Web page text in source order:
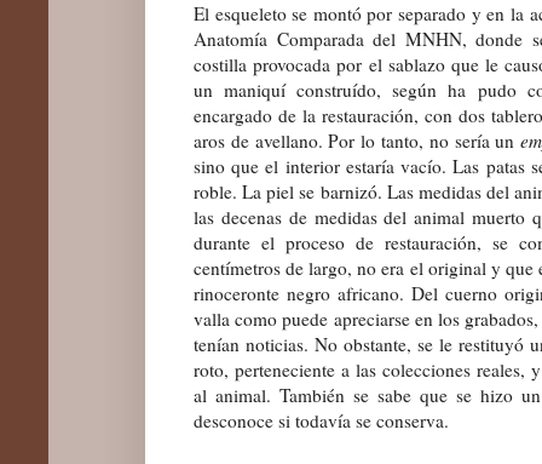
El esqueleto se montó por separado y en la
Anatomía Comparada del MNHN, donde
costilla provocada por el sablazo que le
un maniquí construído, según ha pudo
encargado de la restauración, con dos
aros de avellano. Por lo tanto, no sería un
sino que el interior estaría vacío. Las patas
roble. La piel se barnizó. Las medidas del
las decenas de medidas del animal muerto
durante el proceso de restauración, se
centímetros de largo, no era el original y
rinoceronte negro africano. Del cuerno
valla como puede apreciarse en los
tenían noticias. No obstante, se le restituyó
roto, perteneciente a las colecciones reales,
al animal. También se sabe que se hizo
desconoce si todavía se conserva.